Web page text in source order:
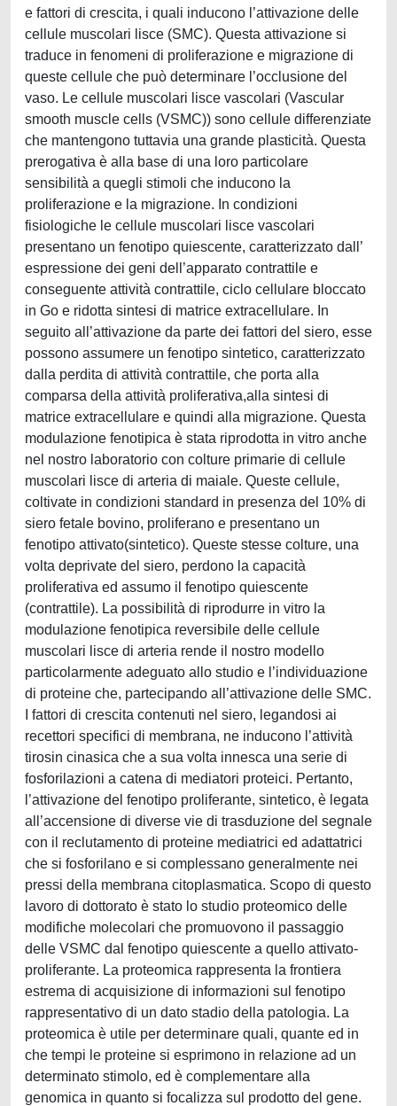
e fattori di crescita, i quali inducono l’attivazione delle
cellule muscolari lisce (SMC). Questa attivazione si
traduce in fenomeni di proliferazione e migrazione di
queste cellule che può determinare l’occlusione del
vaso. Le cellule muscolari lisce vascolari (Vascular
smooth muscle cells (VSMC)) sono cellule differenziate
che mantengono tuttavia una grande plasticità. Questa
prerogativa è alla base di una loro particolare
sensibilità a quegli stimoli che inducono la
proliferazione e la migrazione. In condizioni
fisiologiche le cellule muscolari lisce vascolari
presentano un fenotipo quiescente, caratterizzato dall’
espressione dei geni dell’apparato contrattile e
conseguente attività contrattile, ciclo cellulare bloccato
in Go e ridotta sintesi di matrice extracellulare. In
seguito all’attivazione da parte dei fattori del siero, esse
possono assumere un fenotipo sintetico, caratterizzato
dalla perdita di attività contrattile, che porta alla
comparsa della attività proliferativa,alla sintesi di
matrice extracellulare e quindi alla migrazione. Questa
modulazione fenotipica è stata riprodotta in vitro anche
nel nostro laboratorio con colture primarie di cellule
muscolari lisce di arteria di maiale. Queste cellule,
coltivate in condizioni standard in presenza del 10% di
siero fetale bovino, proliferano e presentano un
fenotipo attivato(sintetico). Queste stesse colture, una
volta deprivate del siero, perdono la capacità
proliferativa ed assumo il fenotipo quiescente
(contrattile). La possibilità di riprodurre in vitro la
modulazione fenotipica reversibile delle cellule
muscolari lisce di arteria rende il nostro modello
particolarmente adeguato allo studio e l’individuazione
di proteine che, partecipando all’attivazione delle SMC.
I fattori di crescita contenuti nel siero, legandosi ai
recettori specifici di membrana, ne inducono l’attività
tirosin cinasica che a sua volta innesca una serie di
fosforilazioni a catena di mediatori proteici. Pertanto,
l’attivazione del fenotipo proliferante, sintetico, è legata
all’accensione di diverse vie di trasduzione del segnale
con il reclutamento di proteine mediatrici ed adattatrici
che si fosforilano e si complessano generalmente nei
pressi della membrana citoplasmatica. Scopo di questo
lavoro di dottorato è stato lo studio proteomico delle
modifiche molecolari che promuovono il passaggio
delle VSMC dal fenotipo quiescente a quello attivato-
proliferante. La proteomica rappresenta la frontiera
estrema di acquisizione di informazioni sul fenotipo
rappresentativo di un dato stadio della patologia. La
proteomica è utile per determinare quali, quante ed in
che tempi le proteine si esprimono in relazione ad un
determinato stimolo, ed è complementare alla
genomica in quanto si focalizza sul prodotto del gene.